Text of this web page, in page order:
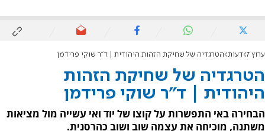
ערוץ 7 דעות הטרגדיה של שחיקת הזהות היהודית | ד"ר שוקי פרידמן
הטרגדיה של שחיקת הזהות
היהודית | ד"ר שוקי פרידמן
הבחירה באי התפשרות על קוצו של יוד ואי עשייה מול מציאות
משתנה, מוכיחה את עצמה שוב ושוב כהרסנית.